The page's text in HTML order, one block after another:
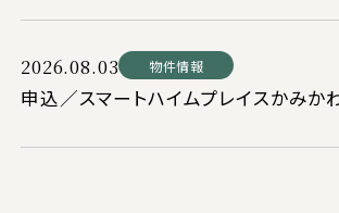
2026.08.03 物件情報
申込／スマートハイムプレイスかみ